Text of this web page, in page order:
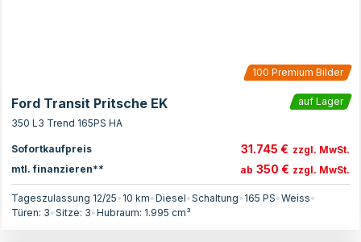
100 Premium Bilder
Ford Transit Pritsche EK
auf Lager
350 L3 Trend 165PS HA
Sofortkaufpreis 31.745 € zzgl. MwSt.
mtl. finanzieren**
ab 350 € zzgl. MwSt.
Tageszulassung 12/25• 10 km•Diesel•Schaltung• 165 PS•Weiss•
Türen: 3•Sitze: 3•Hubraum: 1.995 cm³